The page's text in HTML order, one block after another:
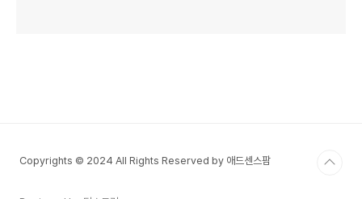
Copyrights © 2024 All Rights Reserved by 애드센스팜